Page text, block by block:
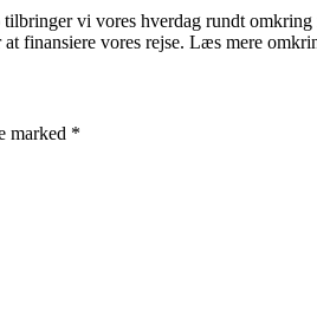
vi vores hverdag rundt
finansiere vores rejse. Læs mere
marked *